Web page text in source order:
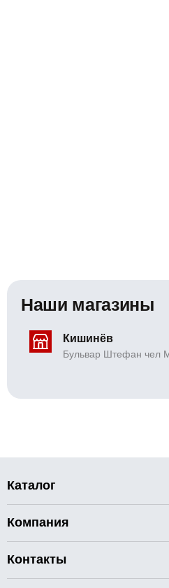
Наши магазины
Кишинёв
Бульвар Штефан чел
Каталог
Компания
Контакты